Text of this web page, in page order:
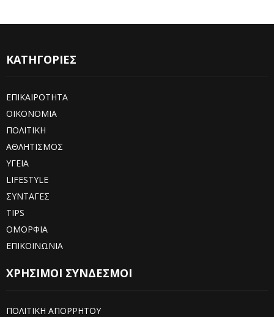
ΚΑΤΗΓΟΡΙΕΣ
ΕΠΙΚΑΙΡΟΤΗΤΑ
ΟΙΚΟΝΟΜΙΑ
ΠΟΛΙΤΙΚΗ
ΑΘΛΗΤΙΣΜΟΣ
ΥΓΕΙΑ
LIFESTYLE
ΣΥΝΤΑΓΕΣ
TIPS
ΟΜΟΡΦΙΑ
ΕΠΙΚΟΙΝΩΝΙΑ
ΧΡΗΣΙΜΟΙ ΣΥΝΔΕΣΜΟΙ
ΠΟΛΙΤΙΚΗ ΑΠΟΡΡΗΤΟΥ